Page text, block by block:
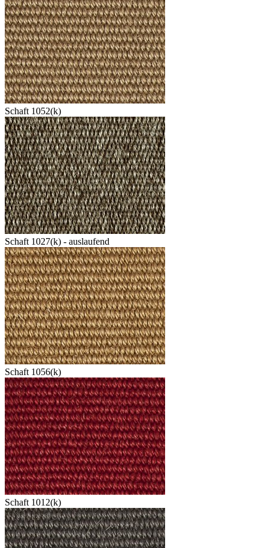
Schaft 1052(k)
Schaft 1027(k) - auslaufend
Schaft 1056(k)
Schaft 1012(k)